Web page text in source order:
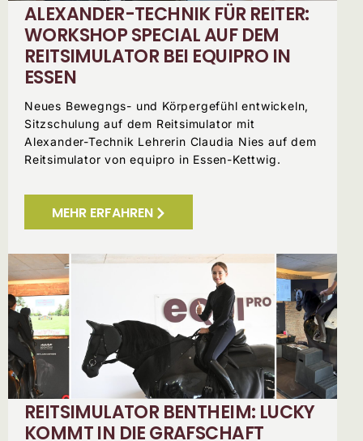
ALEXANDER-TECHNIK FÜR REITER:
WORKSHOP SPECIAL AUF DEM
REITSIMULATOR BEI EQUIPRO IN
ESSEN
Neues Bewegngs- und Körpergefühl entwickeln,
Sitzschulung auf dem Reitsimulator mit
Alexander-Technik Lehrerin Claudia Nies auf dem
Reitsimulator von equipro in Essen-Kettwig.
MEHR ERFAHREN
REITSIMULATOR BENTHEIM: LUCKY
KOMMT IN DIE GRAFSCHAFT